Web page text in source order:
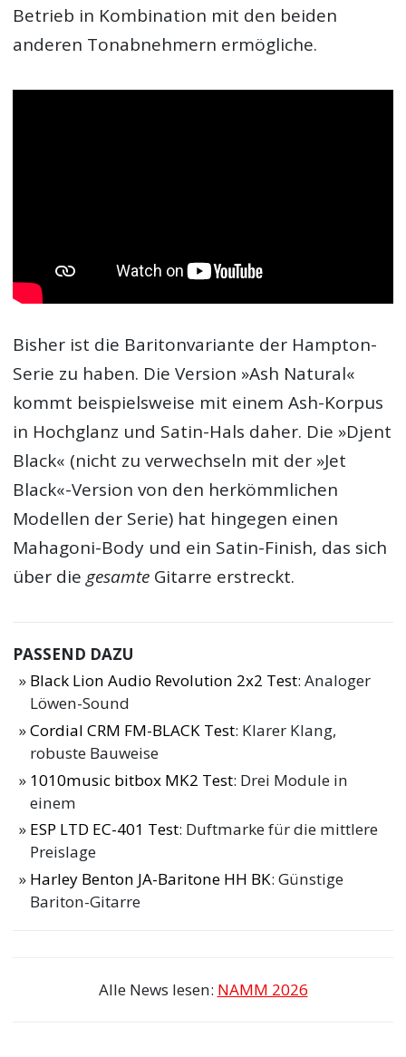
Betrieb in Kombination mit den beiden
anderen Tonabnehmern ermögliche.
Bisher ist die Baritonvariante der Hampton-
Serie zu haben. Die Version »Ash Natural«
kommt beispielsweise mit einem Ash-Korpus
in Hochglanz und Satin-Hals daher. Die »Djent
Black« (nicht zu verwechseln mit der »Jet
Black«-Version von den herkömmlichen
Modellen der Serie) hat hingegen einen
Mahagoni-Body und ein Satin-Finish, das sich
über diegesamte Gitarre erstreckt.
PASSEND DAZU
Black Lion Audio Revolution 2x2 Test: Analoger
Löwen-Sound
Cordial CRM FM-BLACK Test: Klarer Klang,
robuste Bauweise
1010music bitbox MK2 Test: Drei Module in
einem
ESP LTD EC-401 Test: Duftmarke für die mittlere
Preislage
Harley Benton JA-Baritone HH BK: Günstige
Bariton-Gitarre
Alle News lesen: NAMM 2026